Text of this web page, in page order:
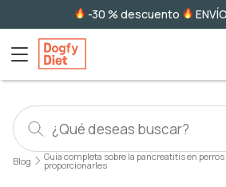
-30 % descuento
Blog Guía completa sobre la pancreatitis en
proporcionarles